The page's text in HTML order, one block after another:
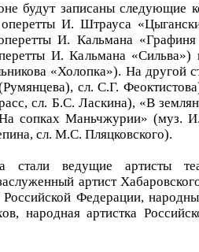
будут записаны следующие
И. Штрауса
И. Кальмана
И. Кальмана
«Холопка»). На
сл. С.Г.
сл. Б.С. Ласкина), «В
сопках Маньчжурии» (муз.
сл. М.С. Пляцковского).
стали ведущие артисты
артист
Федерации,
народная артистка